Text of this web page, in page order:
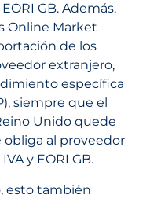
GB. Además,
Online Market
de los
extranjero,
específica
siempre que el
Unido quede
obliga al proveedor
y EORI GB.
esto también